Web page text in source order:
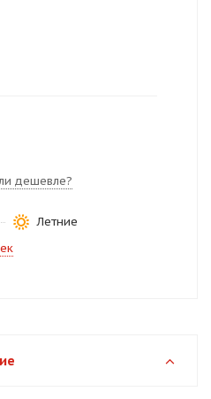
дешевле?
Летние
только
карты